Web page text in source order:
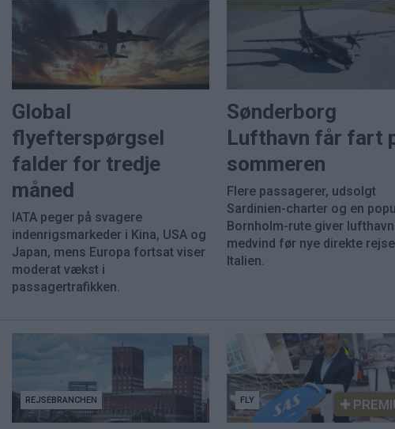
Global
flyefterspørgsel
falder for tredje
måned
IATA peger på svagere
indenrigsmarkeder i Kina, USA og
Japan, mens Europa fortsat viser
moderat vækst i
passagertrafikken.
Sønderborg
Lufthavn får fart
sommeren
Flere passagerer, udsolgt
Sardinien-charter og en
Bornholm-rute giver
medvind før nye direkte
Italien.
REJSEBRANCHEN FLY